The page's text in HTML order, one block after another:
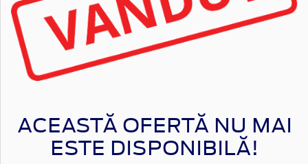
ACEASTĂ OFERTĂ NU MAI
ESTE DISPONIBILĂ!